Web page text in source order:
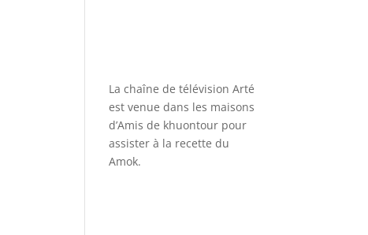
La chaîne de télévision Arté
est venue dans les maisons
d’Amis de khuontour pour
assister à la recette du
Amok.